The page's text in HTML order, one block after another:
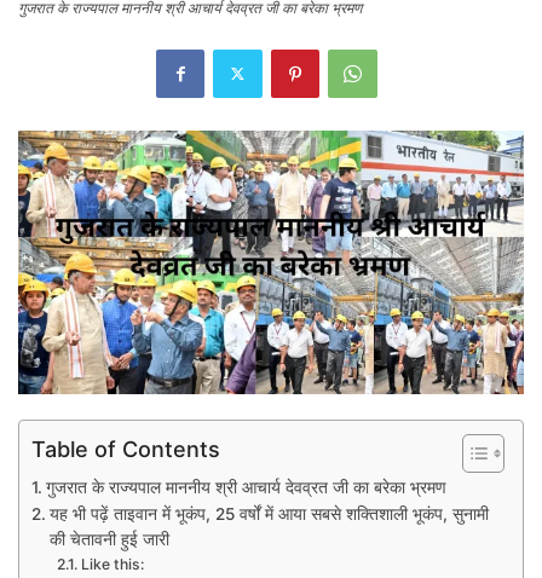
गुजरात के राज्यपाल माननीय श्री आचार्य देवव्रत जी का बरेका भ्रमण
Table of Contents
गुजरात के राज्यपाल माननीय श्री आचार्य देवव्रत जी का बरेका भ्रमण
यह भी पढ़ें ताइवान में भूकंप, 25 वर्षों में आया सबसे शक्तिशाली भूकंप, सुनामी
की चेतावनी हुई जारी
Like this: